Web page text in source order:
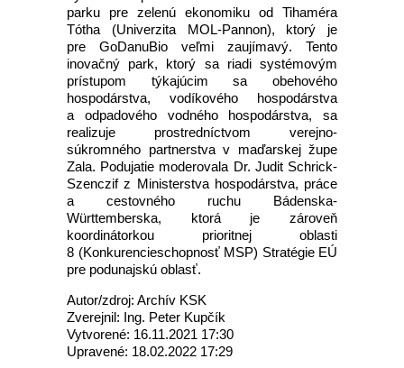
parku pre zelenú ekonomiku od Tihaméra
Tótha (Univerzita MOL-Pannon), ktorý je
pre GoDanuBio veľmi zaujímavý. Tento
inovačný park, ktorý sa riadi systémovým
prístupom týkajúcim sa obehového
hospodárstva, vodíkového hospodárstva
a odpadového vodného hospodárstva, sa
realizuje prostredníctvom verejno-
súkromného partnerstva v maďarskej župe
Zala. Podujatie moderovala Dr. Judit Schrick-
Szenczif z Ministerstva hospodárstva, práce
a cestovného ruchu Bádenska-
Württemberska, ktorá je zároveň
koordinátorkou prioritnej oblasti
8 (Konkurencieschopnosť MSP) Stratégie EÚ
pre podunajskú oblasť.
Autor/zdroj: Archív KSK
Zverejnil: Ing. Peter Kupčík
Vytvorené: 16.11.2021 17:30
Upravené: 18.02.2022 17:29